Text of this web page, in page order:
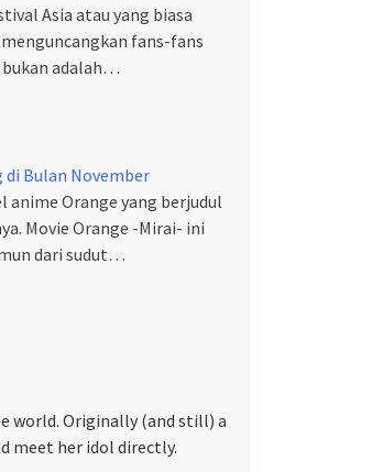
Asia atau yang biasa
fans-fans
bukan adalah…
di Bulan November
Orange yang berjudul
Movie Orange -Mirai- ini
dari sudut…
world. Originally (and still) a
meet her idol directly.